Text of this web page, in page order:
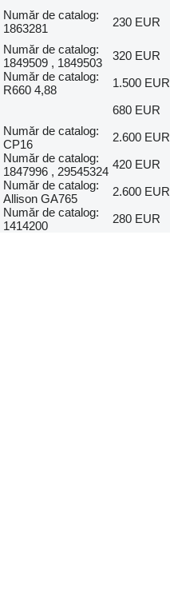
Număr de catalog:
1863281
230 EUR
Număr de catalog:
1849509 , 1849503
320 EUR
Număr de catalog:
R660 4,88
1.500 EUR
680 EUR
Număr de catalog:
CP16
2.600 EUR
Număr de catalog:
1847996 , 29545324
420 EUR
Număr de catalog:
Allison GA765
2.600 EUR
Număr de catalog:
1414200
280 EUR